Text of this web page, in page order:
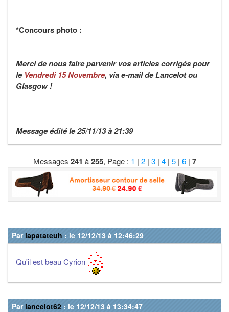
*Concours photo :
Merci de nous faire parvenir vos articles corrigés pour
le Vendredi 15 Novembre, via e-mail de Lancelot ou
Glasgow !
Message édité le 25/11/13 à 21:39
Messages 241 à255, Page: 1 | 2| 3| 4| 5| 6| 7
Par lapatateuh : le 12/12/13 à 12:46:29
Qu'il est beau Cyrion
Par lancelot62 : le 12/12/13 à 13:34:47